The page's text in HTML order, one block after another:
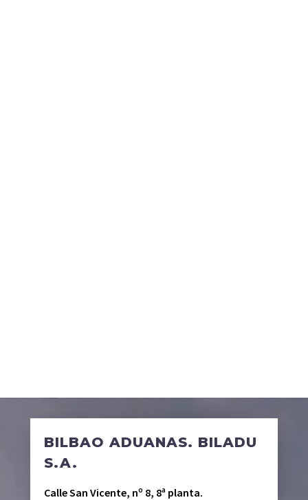
BILBAO ADUANAS. BILADU
S.A.
Calle San Vicente, nº 8, 8ª planta.